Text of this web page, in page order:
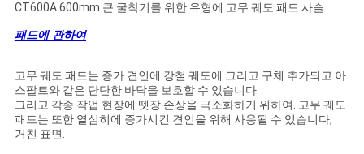
청
하
다
NEWS
CT600A 600mm 큰 굴착기를 위한 유형에 고무 궤도 패드 사슬
패드에 관하여
고무 궤도 패드는 증가 견인에 강철 궤도에 그리고 구체 추가되고 아
스팔트와 같은 단단한 바닥을 보호할 수 있습니다
그리고 각종 작업 현장에 뗏장 손상을 극소화하기 위하여. 고무 궤도
패드는 또한 열심히에 증가시킨 견인을 위해 사용될 수 있습니다,
거친 표면.